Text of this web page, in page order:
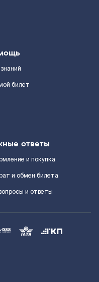
билет
ответы
и покупка
и обмен билета
и ответы